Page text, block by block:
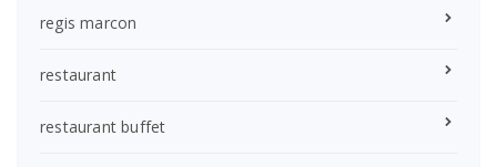
regis marcon
restaurant
restaurant buffet